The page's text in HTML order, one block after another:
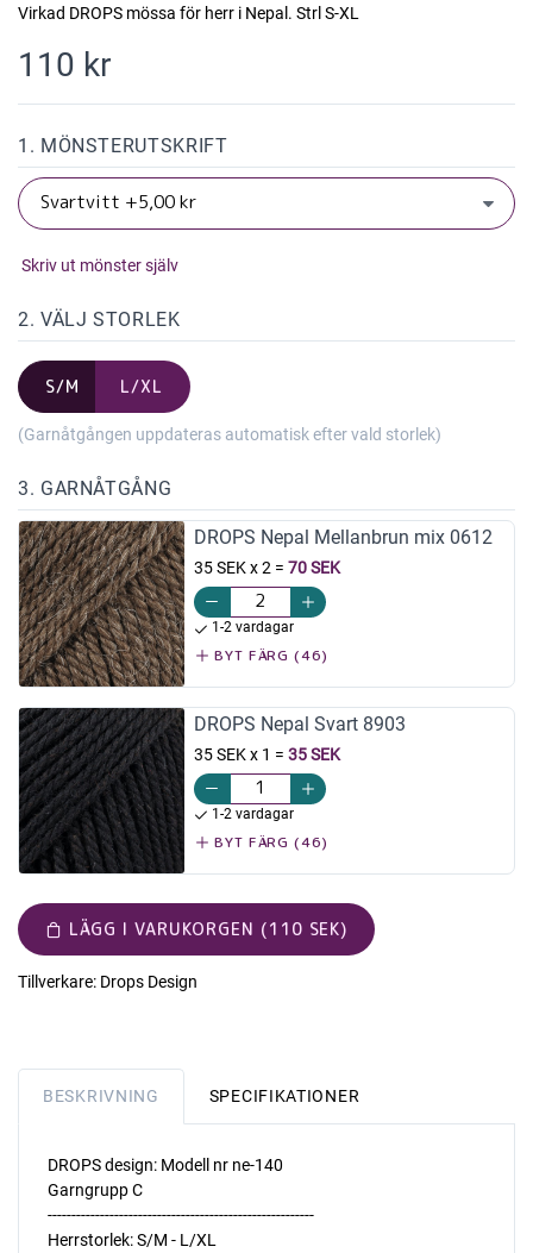
Virkad DROPS mössa för herr i Nepal. Strl S-XL
110 kr
1. MÖNSTERUTSKRIFT
Skriv ut mönster själv
2. VÄLJ STORLEK
S/M L/XL
(Garnåtgången uppdateras automatisk efter vald storlek)
3. GARNÅTGÅNG
DROPS Nepal Mellanbrun mix 0612
35 SEK x 2= 70 SEK
1-2 vardagar
BYT FÄRG (46)
DROPS Nepal Svart 8903
35 SEK x 1 = 35 SEK
1-2 vardagar
BYT FÄRG (46)
LÄGG I VARUKORGEN (110 SEK)
Tillverkare: Drops Design
BESKRIVNING SPECIFIKATIONER
DROPS design: Modell nr ne-140
Garngrupp C
--------------------------------------------------------
Herrstorlek: S/M - L/XL